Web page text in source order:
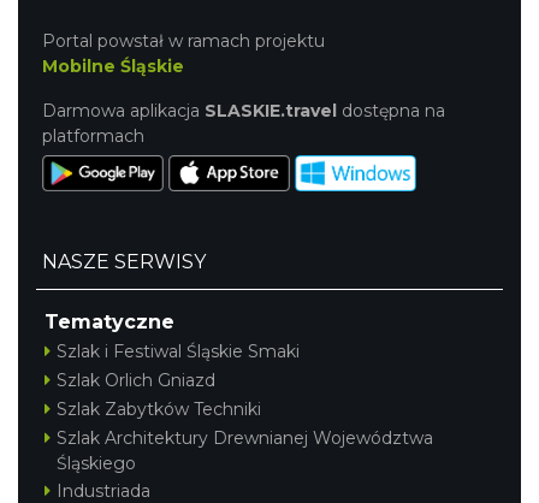
Portal powstał w ramach projektu
Mobilne Śląskie
Darmowa aplikacja SLASKIE.travel dostępna na
platformach
NASZE SERWISY
Tematyczne
Szlak i Festiwal Śląskie Smaki
Szlak Orlich Gniazd
Szlak Zabytków Techniki
Szlak Architektury Drewnianej Województwa
Śląskiego
Industriada